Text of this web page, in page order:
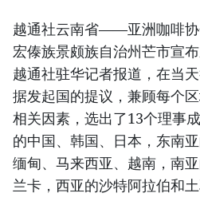
越通社云南省——亚洲咖啡
宏傣族景颇族自治州芒市宣布
越通社驻华记者报道，在当
据发起国的提议，兼顾每个
相关因素，选出了13个理事
的中国、韩国、日本，东南
缅甸、马来西亚、越南，南
兰卡，西亚的沙特阿拉伯和